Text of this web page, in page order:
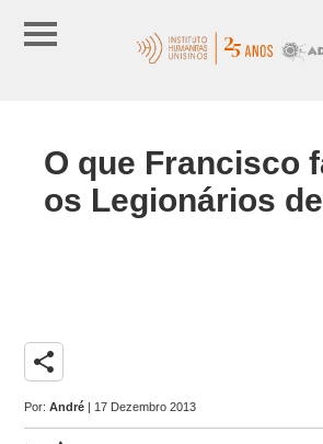
O que Francisco
os Legionários
share
Por:André | 17 Dezembro 2013